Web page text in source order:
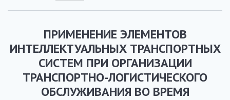
ПРИМЕНЕНИЕ ЭЛЕМЕНТОВ
ИНТЕЛЛЕКТУАЛЬНЫХ ТРАНСПОРТНЫХ
СИСТЕМ ПРИ ОРГАНИЗАЦИИ
ТРАНСПОРТНО-ЛОГИСТИЧЕСКОГО
ОБСЛУЖИВАНИЯ ВО ВРЕМЯ